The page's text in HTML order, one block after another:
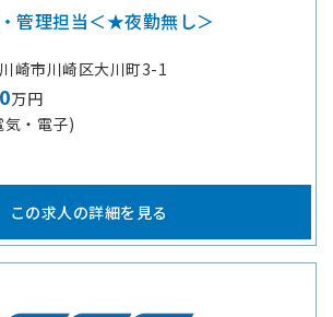
管理担当＜★夜勤無し＞
崎市川崎区大川町3-1
万円
気・電子)
この求人の詳細を見る